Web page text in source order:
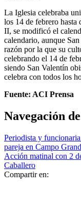
La Iglesia celebraba
los 14 de febrero hasta
II, se modificó el
calendario, aunque
razón por la que su
celebrando el 14 de
siendo San Valentín
celebra con todos los
Fuente: ACI Prensa
Navegación
Periodista y
pareja en Campo
Acción matinal con 2
Caballero
Compartir en: